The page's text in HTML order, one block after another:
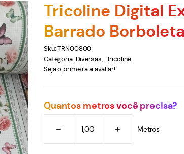
Tricoline Digital
Barrado
Sku:TRN00800
Categoria: Diversas
Tricoline
Seja o primeira a avaliar!
Quantos metros você precisa?
Metros